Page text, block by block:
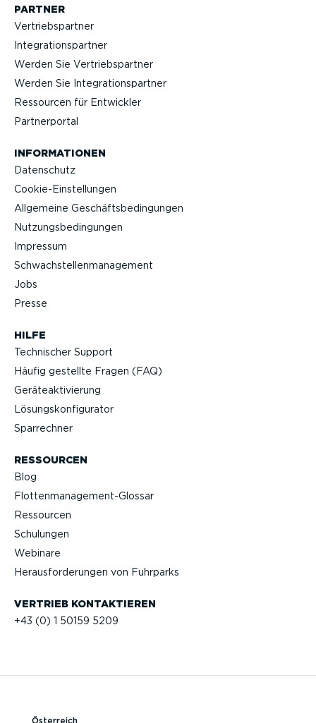
VERTRIEB KONTAK­TIEREN
+43 (0) 1 50159 5209
HILFE
Technischer Support
Häufig gestellte Fragen (FAQ)
Geräteak­ti­vierung
Lösungs­kon­fi­gu­rator
Sparrechner
RESSOURCEN
Blog
Flotten­management-Glossar
Ressourcen
Schulungen
Webinare
Heraus­for­de­rungen von Fuhrparks
PARTNER
Vertriebs­partner
Integra­ti­ons­partner
Werden Sie Vertriebs­partner
Werden Sie Integra­ti­ons­partner
Ressourcen für Entwickler
Partner­portal
INFOR­MA­TIONEN
Datenschutz
Cookie-Ein­stel­lungen
Allgemeine Geschäfts­be­din­gungen
Nutzungs­be­din­gungen
Impressum
Schwach­stel­len­ma­nagement
Jobs
Presse
Österreich